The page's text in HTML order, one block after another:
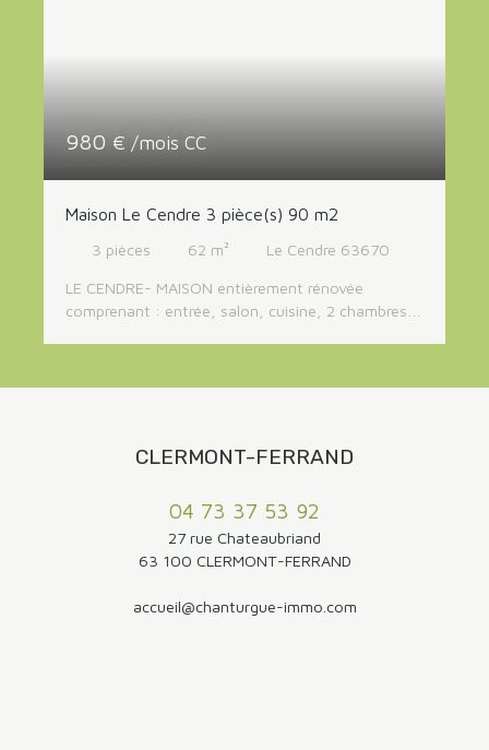
980 € /mois CC
Maison Le Cendre 3 pièce(s) 90 m2
3 pièces 62 m² Le Cendre 63670
LE CENDRE- MAISON entièrement rénovée
comprenant : entrée, salon, cuisine, 2 chambres,
CLERMONT-FERRAND
04 73 37 53 92
27 rue Chateaubriand
63 100 CLERMONT-FERRAND
accueil@chanturgue-immo.com